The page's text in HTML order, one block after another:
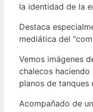
la identidad de la
Destaca
mediática del
Vemos imágenes
chalecos
planos de tanques
Acompañado de